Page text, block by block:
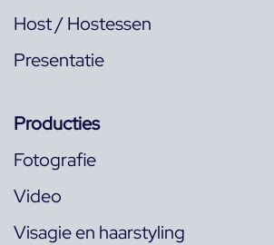
Host / Hostessen
Presentatie
Producties
Fotografie
Video
Visagie en haarstyling